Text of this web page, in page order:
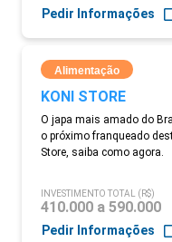
Pedir Informações
Alimentação
KONI STORE
O japa mais amado do
o próximo franqueado
Store, saiba como agora.
INVESTIMENTO TOTAL (R$)
410.000 a 590.000
Pedir Informações